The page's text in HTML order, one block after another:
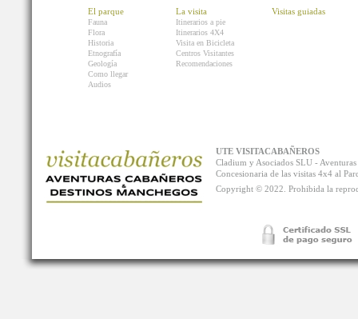
El parque
Fauna
Flora
Historia
Etnografía
Geología
Como llegar
Audios
La visita
Itinerarios a pie
Itinerarios 4X4
Visita en Bicicleta
Centros Visitantes
Recomendaciones
Visitas guiadas
UTE VISITACABAÑEROS
Cladium y Asociados SLU -
Concesionaria de las visitas 4x4 al
Copyright © 2022. Prohibida la